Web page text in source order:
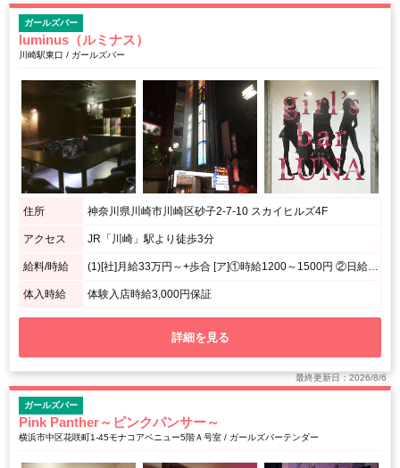
ガールズバー
luminus（ルミナス）
川崎駅東口 / ガールズバー
住所 神奈川県川崎市川崎区砂子2-7-10 スカイヒルズ4F
アクセス JR「川崎」駅より徒歩3分
給料/時給
体入時給 体験入店時給3,000円保証
詳細を見る
最終更新日：2026/8/6
ガールズバー
Pink Panther～ピンクパンサー～
横浜市中区花咲町1-45モナコアベニュー5階Ａ号室 / ガールズバーテンダー